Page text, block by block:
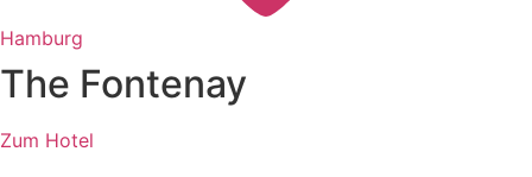
Hamburg
The Fontenay
Zum Hotel